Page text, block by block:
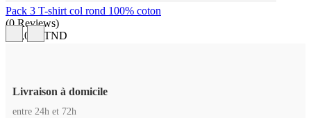
Pack 3 T-shirt col rond 100% coton
(0Reviews)
115,000 TND
Livraison à domicile
entre 24h et 72h